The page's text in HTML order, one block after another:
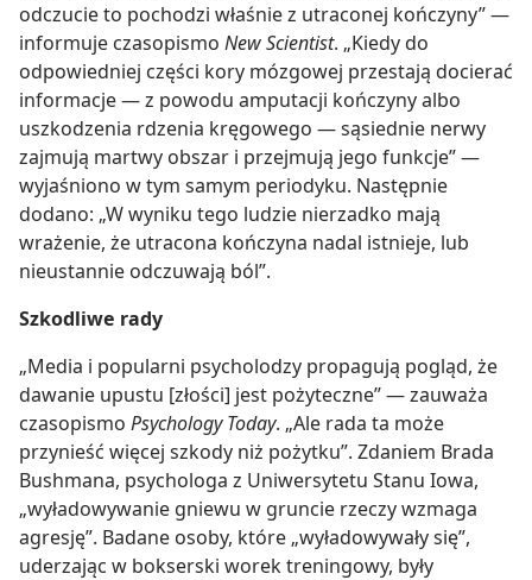
odczucie to pochodzi właśnie z utraconej kończyny” —
informuje czasopismo New Scientist. „Kiedy do
odpowiedniej części kory mózgowej przestają docierać
informacje — z powodu amputacji kończyny albo
uszkodzenia rdzenia kręgowego — sąsiednie nerwy
zajmują martwy obszar i przejmują jego funkcje” —
wyjaśniono w tym samym periodyku. Następnie
dodano: „W wyniku tego ludzie nierzadko mają
wrażenie, że utracona kończyna nadal istnieje, lub
nieustannie odczuwają ból”.
Szkodliwe rady
„Media i popularni psycholodzy propagują pogląd, że
dawanie upustu [złości] jest pożyteczne” — zauważa
czasopismo Psychology Today. „Ale rada ta może
przynieść więcej szkody niż pożytku”. Zdaniem Brada
Bushmana, psychologa z Uniwersytetu Stanu Iowa,
„wyładowywanie gniewu w gruncie rzeczy wzmaga
agresję”. Badane osoby, które „wyładowywały się”,
uderzając w bokserski worek treningowy, były